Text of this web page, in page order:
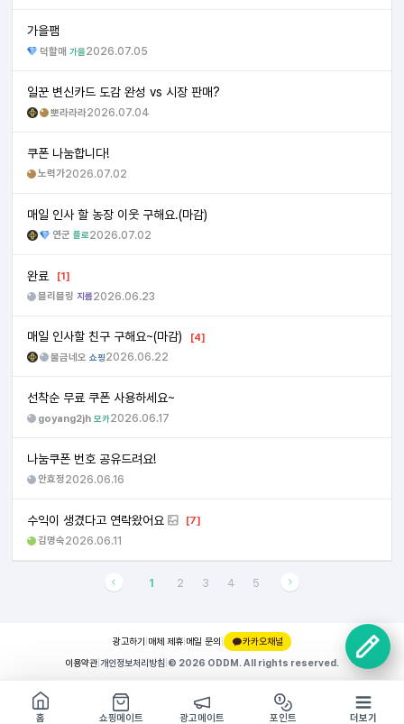
가을팸
덕할매 가을2026.07.05
일꾼 변신카드 도감 완성 vs 시장 판매?
뽀라라라2026.07.04
쿠폰 나눔합니다!
노력가2026.07.02
매일 인사 할 농장 이웃 구해요.(마감)
연군 플로2026.07.02
완료
[1]
블리블링 지름2026.06.23
매일 인사할 친구 구해요~(마감)
[4]
불금네오 쇼핑2026.06.22
선착순 무료 쿠폰 사용하세요~
goyang2jh 모카2026.06.17
나눔쿠폰 번호 공유드려요!
안효정2026.06.16
수익이 생겼다고 연락왔어요
[7]
김명숙2026.06.11
1 2 3 4 5
광고하기 매체 제휴 메일 문의 |
카카오채널
이용약관 개인정보처리방침 © 2026 ODDM. All rights reserved.
쇼핑몰 구경하기
방문시 1G
홈
쇼핑메이트 광고메이트 포인트 더보기